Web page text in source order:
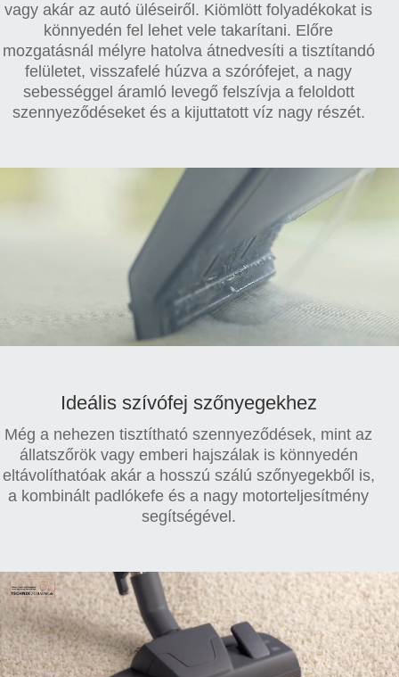
vagy akár az autó üléseiről. Kiömlött folyadékokat is
könnyedén fel lehet vele takarítani. Előre
mozgatásnál mélyre hatolva átnedvesíti a tisztítandó
felületet, visszafelé húzva a szórófejet, a nagy
sebességgel áramló levegő felszívja a feloldott
szennyeződéseket és a kijuttatott víz nagy részét.
Ideális szívófej szőnyegekhez
Még a nehezen tisztítható szennyeződések, mint az
állatszőrök vagy emberi hajszálak is könnyedén
eltávolíthatóak akár a hosszú szálú szőnyegekből is,
a kombinált padlókefe és a nagy motorteljesítmény
segítségével.
Videólejátszó